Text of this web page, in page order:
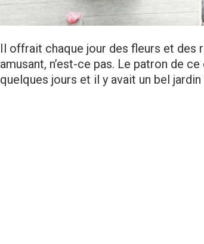
Il offrait chaque jour des fleurs et des
amusant, n’est-ce pas. Le patron de
quelques jours et il y avait un bel